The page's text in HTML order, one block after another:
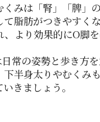
みは「腎」「脾」
脂肪がつきやすく
より効果的にO脚を
常の姿勢と歩き方
半身太りやむく
きましょう。